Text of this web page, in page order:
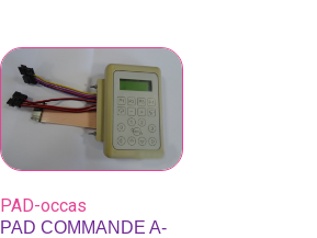
PAD-occas
PAD COMMANDE A-